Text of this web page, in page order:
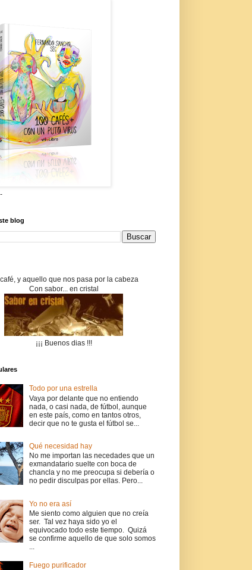
blog
y aquello que nos pasa por la cabeza
Con sabor... en cristal
¡¡¡ Buenos dias !!!
Todo por una estrella
Vaya por delante que no entiendo
nada, o casi nada, de fútbol, aunque
en este país, como en tantos otros,
decir que no te gusta el fútbol se...
Qué necesidad hay
No me importan las necedades que un
exmandatario suelte con boca de
chancla y no me preocupa si debería o
no pedir disculpas por ellas. Pero...
Yo no era así
Me siento como alguien que no creía
ser. Tal vez haya sido yo el
equivocado todo este tiempo. Quizá
se confirme aquello de que solo somos
...
Fuego purificador